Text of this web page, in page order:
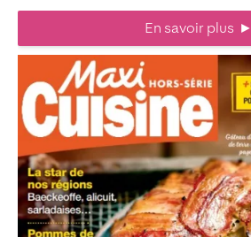
En savoir plus ►